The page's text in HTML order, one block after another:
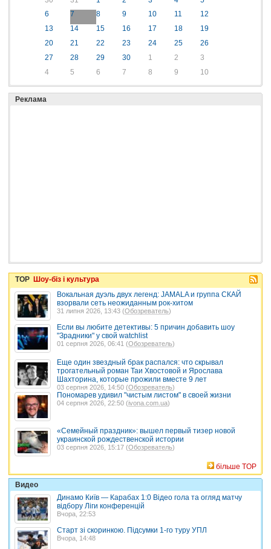
6
7 8 9 10 11
12
13
14 15 16 17 18
19
20
21 22 23 24 25
26
27
28 29 30 1 2
3
4
5 6 7 8 9 10
Реклама
TOP Шоу-біз і культура
Вокальная дуэль двух легенд: JAMALA и группа СКАЙ
взорвали сеть неожиданным рок-хитом
31 липня 2026, 13:43 (Обозреватель)
Если вы любите детективы: 5 причин добавить шоу
"Зрадники" у свой watchlist
01 серпня 2026, 06:41 (Обозреватель)
Еще один звездный брак распался: что скрывал
трогательный роман Таи Хвостовой и Ярослава
Шахторина, которые прожили вместе 9 лет
03 серпня 2026, 14:50 (Обозреватель)
Пономарев удивил "чистым листом" в своей жизни
04 серпня 2026, 22:50 (ivona.com.ua)
«Семейный праздник»: вышел первый тизер новой
украинской рождественской истории
03 серпня 2026, 15:17 (Обозреватель)
більше TOP
Видео
Динамо Київ — Карабах 1:0 Відео гола та огляд матчу
відбору Ліги конференцій
Вчора, 22:53
Старт зі скоринкою. Підсумки 1-го туру УПЛ
Вчора, 14:48